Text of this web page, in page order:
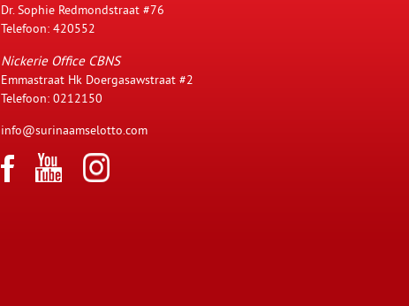
Dr. Sophie Redmondstraat #76
Telefoon: 420552
Nickerie Office CBNS
Emmastraat Hk Doergasawstraat #2
Telefoon: 0212150
info@surinaamselotto.com